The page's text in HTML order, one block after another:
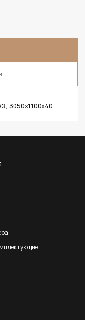
3050х1100х40